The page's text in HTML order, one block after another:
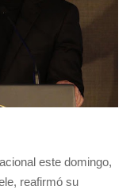
este domingo,
reafirmó su